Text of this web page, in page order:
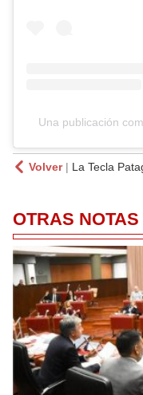
Una publicación
Volver| La Tecla
OTRAS NOTAS